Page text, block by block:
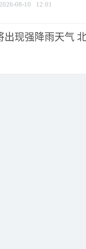
08-10 12:01
出现强降雨天气